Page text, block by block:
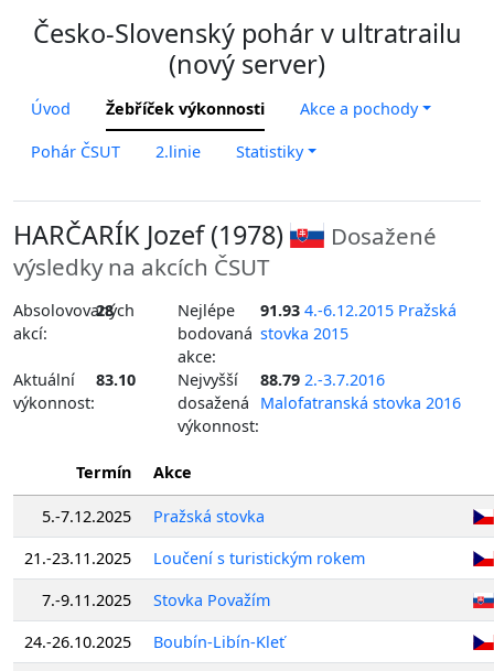
Česko-Slovenský pohár v ultratrailu
(nový server)
Úvod Žebříček výkonnosti Akce a pochody
Pohár ČSUT 2.linie Statistiky
HARČARÍK Jozef (1978)
Dosažené
výsledky na akcích ČSUT
Absolovovaných
akcí:
28
Nejlépe
bodovaná
akce:
91.93 4.-6.12.2015 Pražská
stovka 2015
Aktuální
výkonnost:
83.10
Nejvyšší
dosažená
výkonnost:
88.79 2.-3.7.2016
Malofatranská stovka 2016
Termín Akce
5.-7.12.2025
Pražská stovka
21.-23.11.2025
Loučení s turistickým rokem
7.-9.11.2025
Stovka Považím
24.-26.10.2025
Boubín-Libín-Kleť